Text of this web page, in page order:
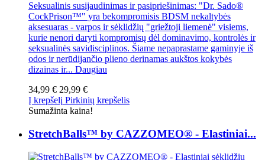
Seksualinis susijaudinimas ir pasipriešinimas: "Dr. Sado®
CockPrison™" yra bekompromisis BDSM nekaltybės
aksesuaras - varpos ir sėklidžių "griežtoji liemenė" visiems,
kurie nenori daryti kompromisų dėl dominavimo, kontrolės ir
seksualinės savidisciplinos. Šiame nepaprastame gaminyje iš
odos ir nerūdijančio plieno derinamas aukštos kokybės
dizainas ir... Daugiau
34,99 € 29,99 €
Į krepšelį Pirkinių krepšelis
Sumažinta kaina!
StretchBalls™ by CAZZOMEO® - Elastiniai...